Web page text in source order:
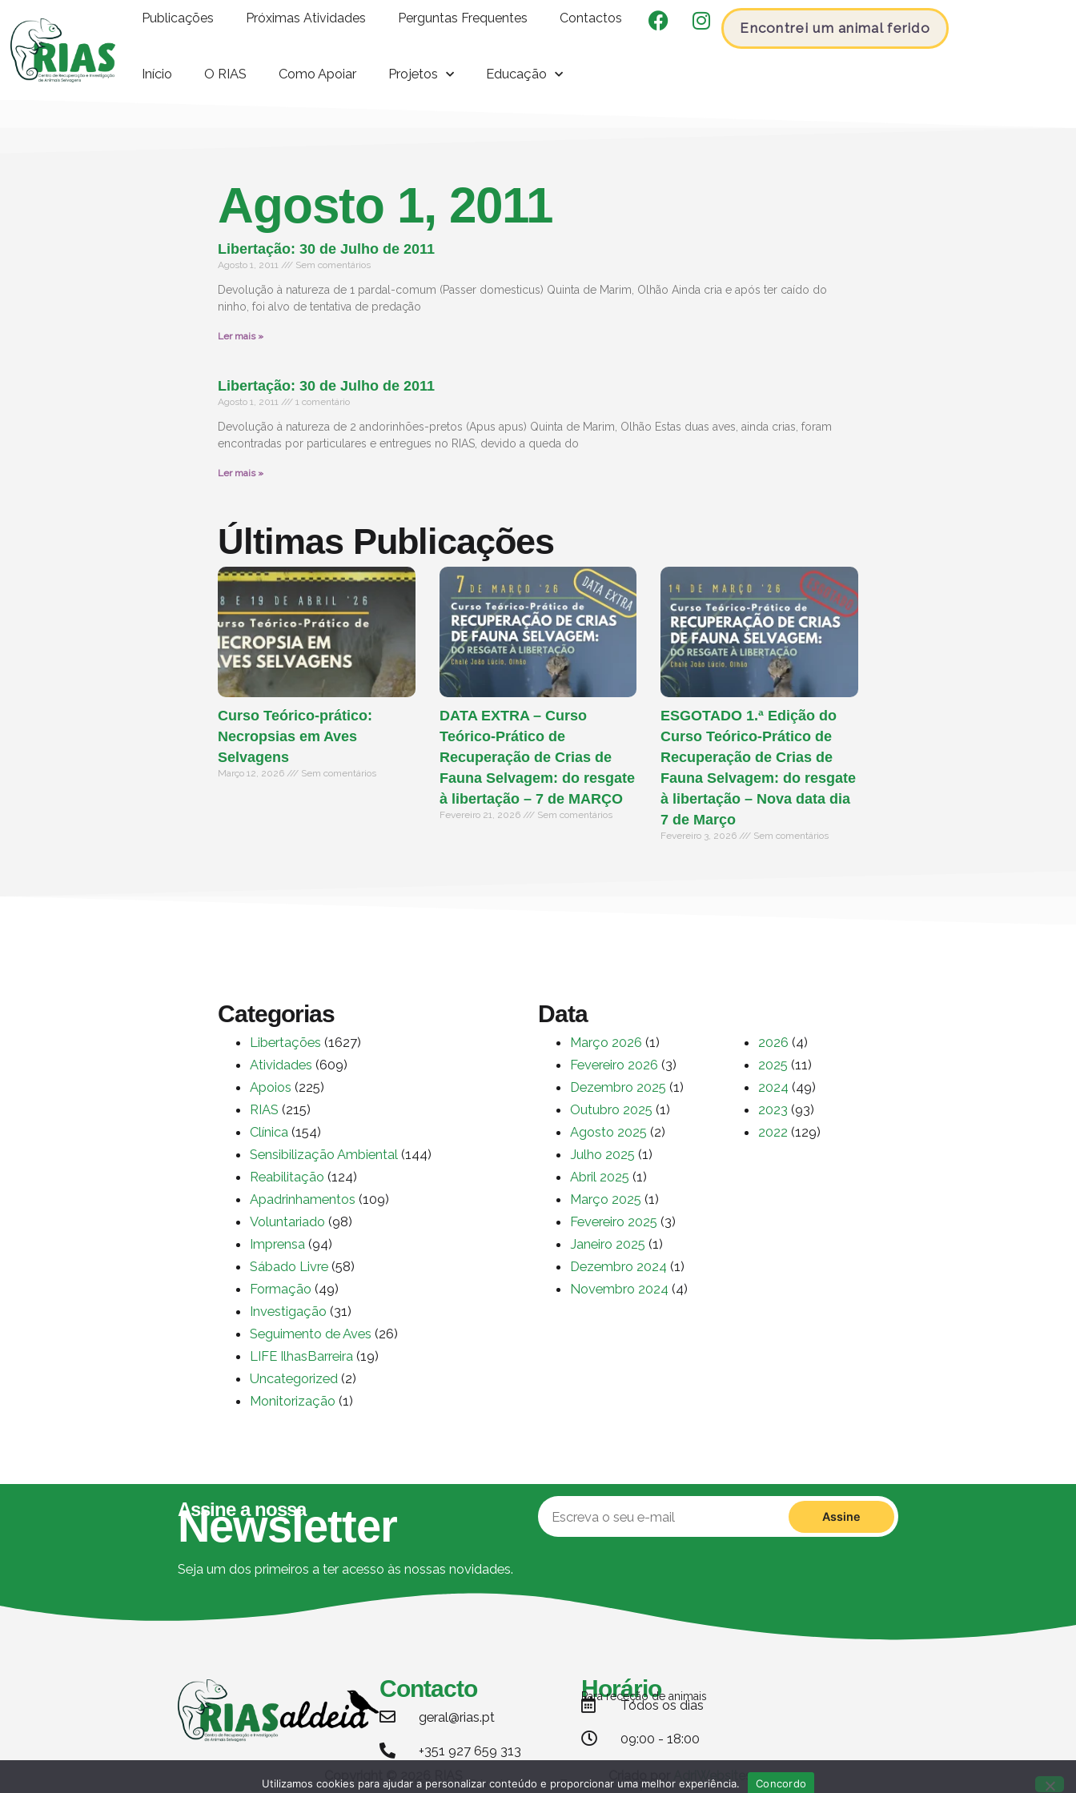
Publicações Próximas Atividades Perguntas Frequentes Contactos
Encontrei um animal ferido
Início O RIAS Como Apoiar Projetos Educação
Agosto 1, 2011
Libertação: 30 de Julho de 2011
Agosto 1, 2011 Sem comentários
Devolução à natureza de 1 pardal-comum (Passer domesticus) Quinta de Marim, Olhão Ainda cria e após ter caído do
ninho, foi alvo de tentativa de predação
Ler mais »
Libertação: 30 de Julho de 2011
Agosto 1, 2011 1 comentário
Devolução à natureza de 2 andorinhões-pretos (Apus apus) Quinta de Marim, Olhão Estas duas aves, ainda crias, foram
encontradas por particulares e entregues no RIAS, devido a queda do
Ler mais »
Últimas Publicações
Curso Teórico-prático:
Necropsias em Aves
Selvagens
Março 12, 2026 Sem comentários
DATA EXTRA – Curso
Teórico-Prático de
Recuperação de Crias de
Fauna Selvagem: do resgate
à libertação – 7 de MARÇO
Fevereiro 21, 2026 Sem comentários
ESGOTADO 1.ª Edição do
Curso Teórico-Prático de
Recuperação de Crias de
Fauna Selvagem: do resgate
à libertação – Nova data dia
7 de Março
Fevereiro 3, 2026 Sem comentários
Categorias
Libertações (1627)
Atividades (609)
Apoios (225)
RIAS (215)
Clínica (154)
Sensibilização Ambiental (144)
Reabilitação (124)
Apadrinhamentos (109)
Voluntariado (98)
Imprensa (94)
Sábado Livre (58)
Formação (49)
Investigação (31)
Seguimento de Aves (26)
LIFE IlhasBarreira (19)
Uncategorized (2)
Monitorização (1)
Data
Março 2026 (1)
Fevereiro 2026 (3)
Dezembro 2025 (1)
Outubro 2025 (1)
Agosto 2025 (2)
Julho 2025 (1)
Abril 2025 (1)
Março 2025 (1)
Fevereiro 2025 (3)
Janeiro 2025 (1)
Dezembro 2024 (1)
Novembro 2024 (4)
2026 (4)
2025 (11)
2024 (49)
2023 (93)
2022 (129)
Assine a nossa
Newsletter
Seja um dos primeiros a ter acesso às nossas novidades.
Assine
Contacto
geral@rias.pt
+351 927 659 313
Horário
Para receção de animais
Todos os dias
09:00 - 18:00
Copyright © 2026 RIAS Criado por AdriWebsites
Politica de Privacidade Termos e condições
Utilizamos cookies para ajudar a personalizar conteúdo e proporcionar uma melhor experiência. Concordo